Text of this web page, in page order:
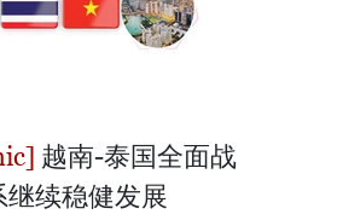
越南-泰国全面战
继续稳健发展